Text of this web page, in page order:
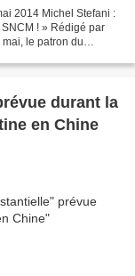
2014 Michel Stefani :
! » Rédigé par
le patron du
durant la
en Chine